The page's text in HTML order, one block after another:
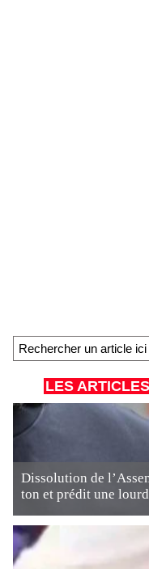
LES
Dissolution de
ton et prédit une